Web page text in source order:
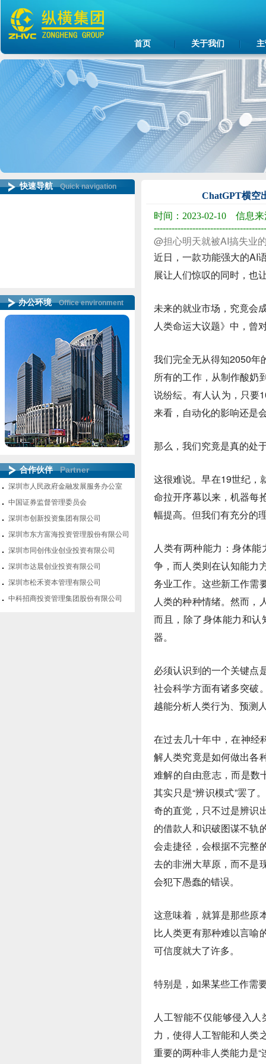
首页 关于我们
快速导航 Quick navigation
ChatGPT横空
时间：2023-02-10 信息
@担心明天就被AI搞失业
近日，一款功能强大的AI
展让人们惊叹的同时，也
未来的就业市场，究竟会
人类命运大议题》中，曾
我们完全无从得知2050年
所有的工作，从制作酸奶
说纷纭。有人认为，只要
来看，自动化的影响还是
那么，我们究竟是真的处
这很难说。早在19世纪，
命拉开序幕以来，机器每
幅提高。但我们有充分的
人类有两种能力：身体
争，而人类则在认知能力
务业工作。这些新工作需
人类的种种情绪。然而，
而且，除了身体能力和
器。
必须认识到的一个关键点
社会科学方面有诸多突破
越能分析人类行为、预测
在过去几十年中，在神经
解人类究竟是如何做出各
难解的自由意志，而是数
其实只是“辨识模式”罢了
奇的直觉，只不过是辨识
的借款人和识破图谋不轨
会走捷径，会根据不完整
去的非洲大草原，而不是
会犯下愚蠢的错误。
这意味着，就算是那些原
比人类更有那种难以言喻
可信度就大了许多。
特别是，如果某些工作需
人工智能不仅能够侵入
力，使得人工智能和人类
重要的两种非人类能力是“
办公环境 Office environment
合作伙伴 Partner
深圳市人民政府金融发展服务办公室
中国证券监督管理委员会
深圳市创新投资集团有限公司
深圳市东方富海投资管理股份有限公司
深圳市同创伟业创业投资有限公司
深圳市达晨创业投资有限公司
深圳市松禾资本管理有限公司
中科招商投资管理集团股份有限公司